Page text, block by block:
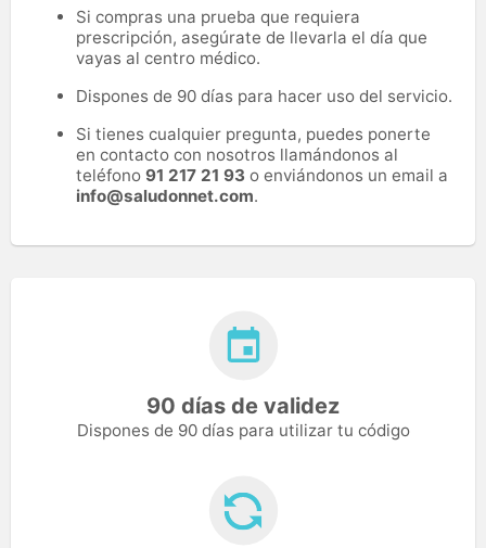
Si compras una prueba que requiera
prescripción, asegúrate de llevarla el día que
vayas al centro médico.
Dispones de 90 días para hacer uso del servicio.
Si tienes cualquier pregunta, puedes ponerte
en contacto con nosotros llamándonos al
teléfono 91 217 21 93 o enviándonos un email a
info@saludonnet.com.
90 días de validez
Dispones de 90 días para utilizar tu código